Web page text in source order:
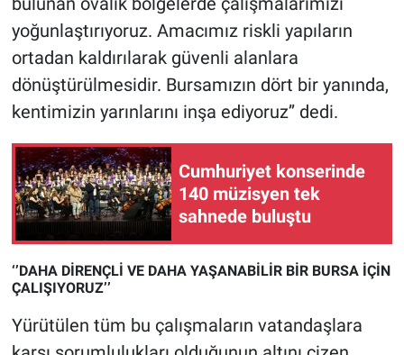
yoğunlaştırıyoruz. Amacımız riskli yapıların
ortadan kaldırılarak güvenli alanlara
dönüştürülmesidir. Bursamızın dört bir yanında,
kentimizin yarınlarını inşa ediyoruz’’ dedi.
Cumhuriyet konserinde
140 müzisyen tek
sahnede buluştu
‘’DAHA DİRENÇLİ VE DAHA YAŞANABİLİR BİR BURSA İÇİN
ÇALIŞIYORUZ’’
Yürütülen tüm bu çalışmaların vatandaşlara